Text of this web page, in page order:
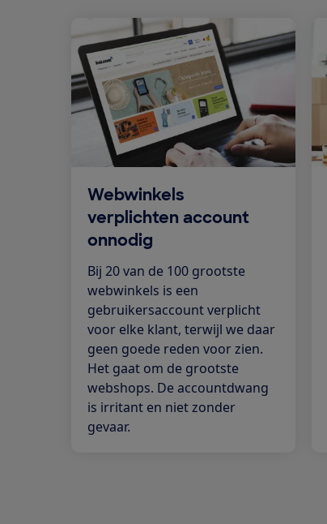
Webwinkels
verplichten account
onnodig
Bij 20 van de 100 grootste
webwinkels is een
gebruikersaccount verplicht
voor elke klant, terwijl we daar
geen goede reden voor zien.
Het gaat om de grootste
webshops. De accountdwang
is irritant en niet zonder
gevaar.